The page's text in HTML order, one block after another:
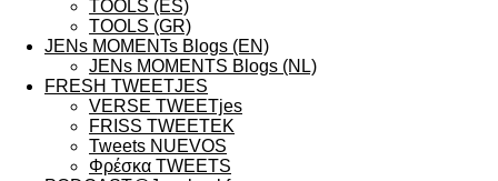
TOOLS (ES)
TOOLS (GR)
JENs MOMENTs Blogs (EN)
JENs MOMENTS Blogs (NL)
FRESH TWEETJES
VERSE TWEETjes
FRISS TWEETEK
Tweets NUEVOS
Φρέσκα TWEETS